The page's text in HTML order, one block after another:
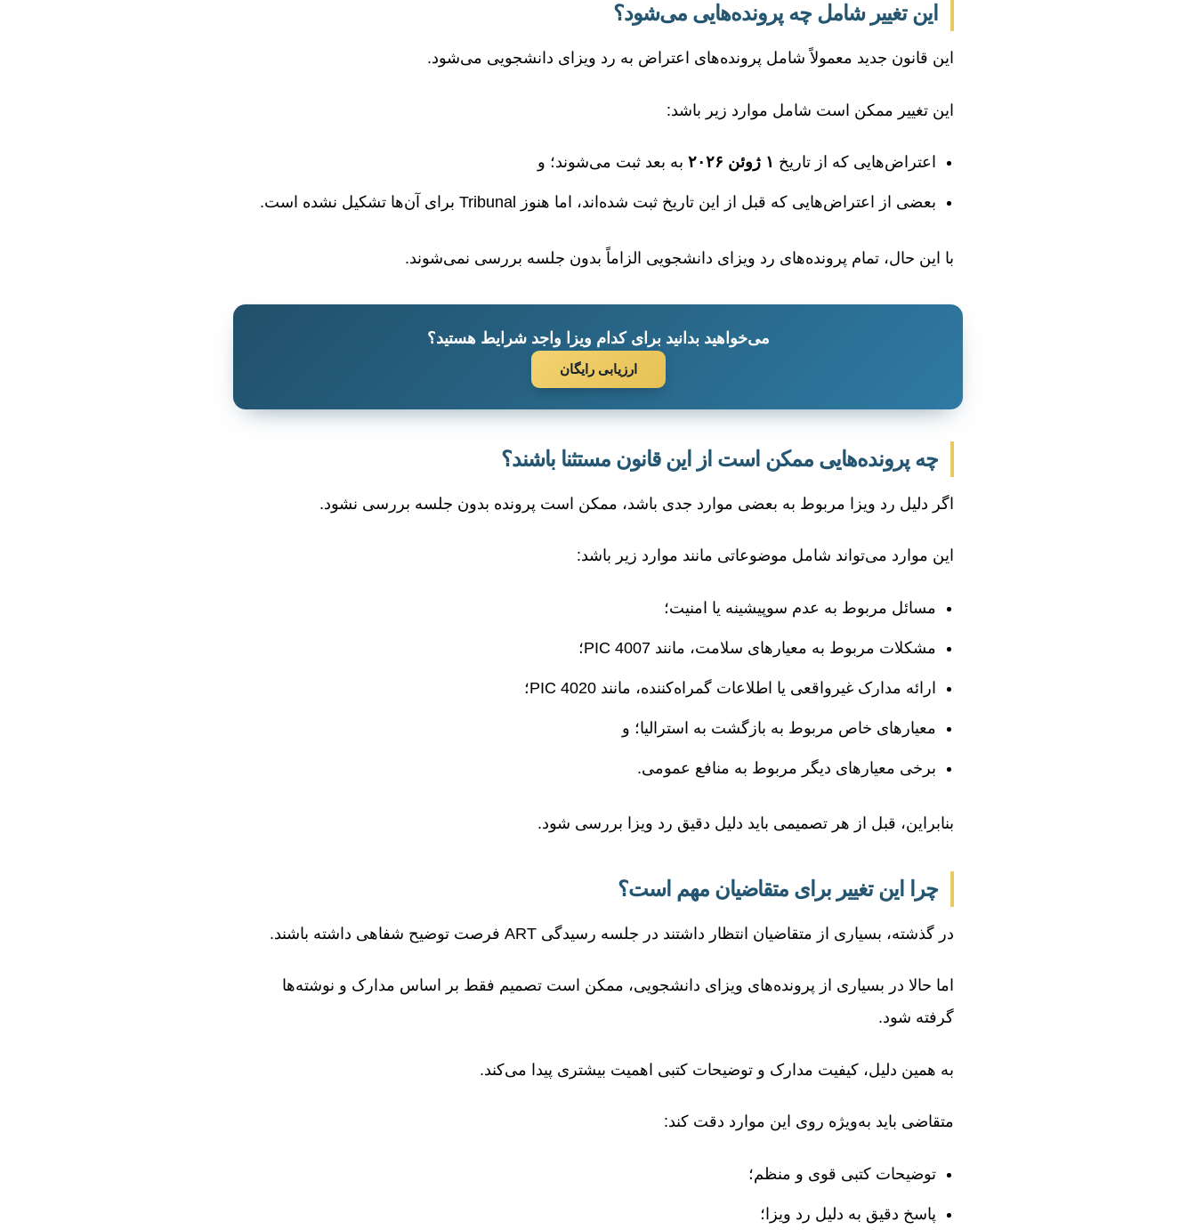
این تغییر شامل چه پرونده‌هایی می‌شود؟
این قانون جدید معمولاً شامل پرونده‌های اعتراض به رد ویزای دانشجویی می‌شود.
این تغییر ممکن است شامل موارد زیر باشد:
اعتراض‌هایی که از تاریخ ۱ ژوئن ۲۰۲۶ به بعد ثبت می‌شوند؛ و
بعضی از اعتراض‌هایی که قبل از این تاریخ ثبت شده‌اند، اما هنوز Tribunal برای آن‌ها تشکیل نشده است.
با این حال، تمام پرونده‌های رد ویزای دانشجویی الزاماً بدون جلسه بررسی نمی‌شوند.
می‌خواهید بدانید برای کدام ویزا واجد شرایط هستید؟
ارزیابی رایگان
چه پرونده‌هایی ممکن است از این قانون مستثنا باشند؟
اگر دلیل رد ویزا مربوط به بعضی موارد جدی باشد، ممکن است پرونده بدون جلسه بررسی نشود.
این موارد می‌تواند شامل موضوعاتی مانند موارد زیر باشد:
مسائل مربوط به عدم سوپیشینه یا امنیت؛
مشکلات مربوط به معیارهای سلامت، مانند PIC 4007؛
ارائه مدارک غیرواقعی یا اطلاعات گمراه‌کننده، مانند PIC 4020؛
معیارهای خاص مربوط به بازگشت به استرالیا؛ و
برخی معیارهای دیگر مربوط به منافع عمومی.
بنابراین، قبل از هر تصمیمی باید دلیل دقیق رد ویزا بررسی شود.
چرا این تغییر برای متقاضیان مهم است؟
در گذشته، بسیاری از متقاضیان انتظار داشتند در جلسه رسیدگی ART فرصت توضیح شفاهی داشته باشند.
اما حالا در بسیاری از پرونده‌های ویزای دانشجویی، ممکن است تصمیم فقط بر اساس مدارک و نوشته‌ها
گرفته شود.
به همین دلیل، کیفیت مدارک و توضیحات کتبی اهمیت بیشتری پیدا می‌کند.
متقاضی باید به‌ویژه روی این موارد دقت کند:
توضیحات کتبی قوی و منظم؛
پاسخ دقیق به دلیل رد ویزا؛